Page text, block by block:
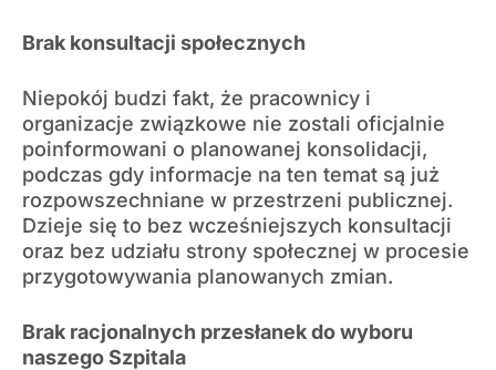
Brak konsultacji społecznych
Niepokój budzi fakt, że pracownicy i
organizacje związkowe nie zostali oficjalnie
poinformowani o planowanej konsolidacji,
podczas gdy informacje na ten temat są już
rozpowszechniane w przestrzeni publicznej.
Dzieje się to bez wcześniejszych konsultacji
oraz bez udziału strony społecznej w procesie
przygotowywania planowanych zmian.
Brak racjonalnych przesłanek do wyboru
naszego Szpitala